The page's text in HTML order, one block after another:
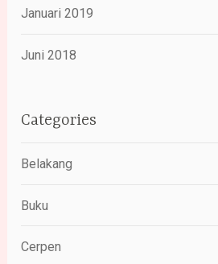
Januari 2019
Juni 2018
Categories
Belakang
Buku
Cerpen